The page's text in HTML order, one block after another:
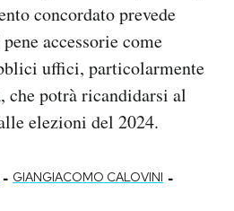
concordato prevede
accessorie come
uffici, particolarmente
che potrà ricandidarsi al
elezioni del 2024.
- GIANGIACOMO CALOVINI -